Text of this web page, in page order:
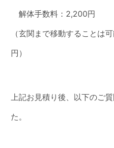
解体手数料：2,200円
（玄関まで移動することは
円）
上記お見積り後、以下のご
た。